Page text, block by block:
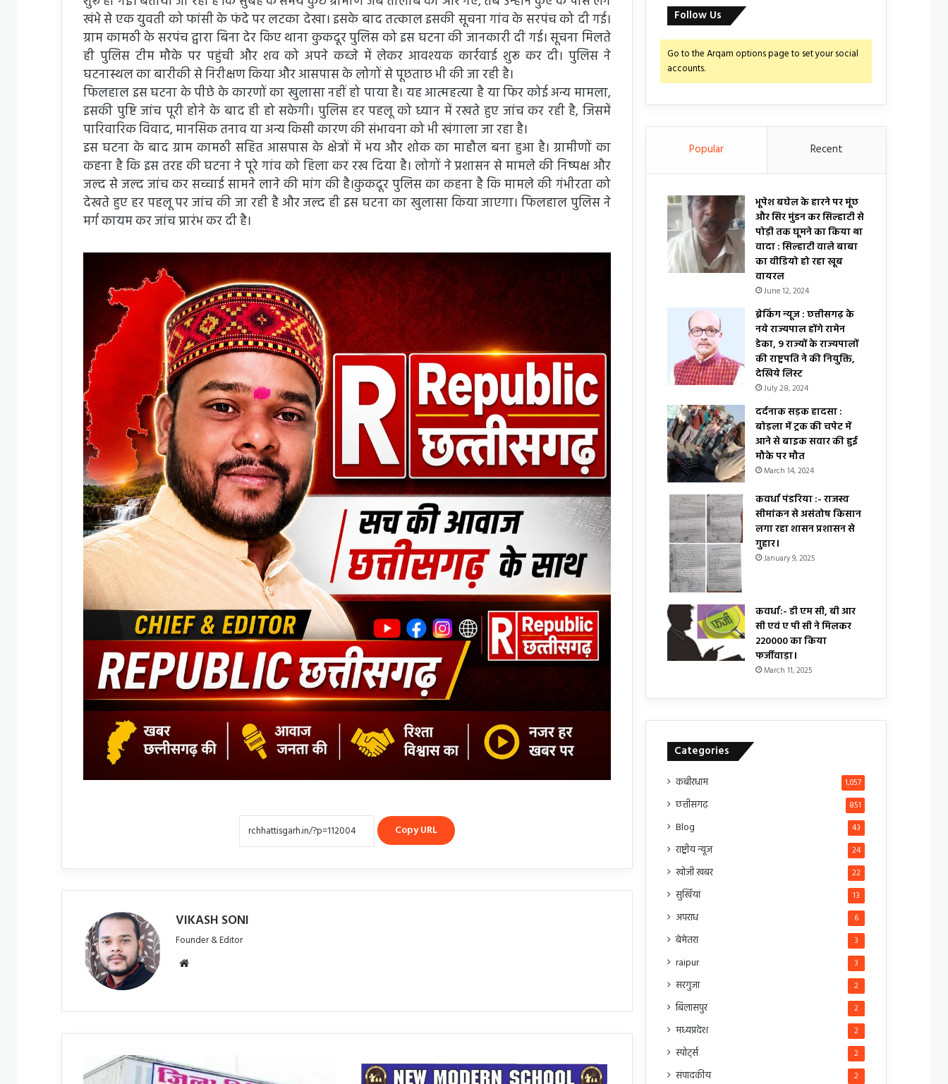
खंभे से एक युवती को फांसी के फंदे पर लटका देखा। इसके बाद तत्काल इसकी सूचना गांव के सरपंच को दी गई।
ग्राम कामठी के सरपंच द्वारा बिना देर किए थाना कुकदूर पुलिस को इस घटना की जानकारी दी गई। सूचना मिलते
ही पुलिस टीम मौके पर पहुंची और शव को अपने कब्जे में लेकर आवश्यक कार्रवाई शुरू कर दी। पुलिस ने
घटनास्थल का बारीकी से निरीक्षण किया और आसपास के लोगों से पूछताछ भी की जा रही है।
फिलहाल इस घटना के पीछे के कारणों का खुलासा नहीं हो पाया है। यह आत्महत्या है या फिर कोई अन्य मामला,
इसकी पुष्टि जांच पूरी होने के बाद ही हो सकेगी। पुलिस हर पहलू को ध्यान में रखते हुए जांच कर रही है, जिसमें
पारिवारिक विवाद, मानसिक तनाव या अन्य किसी कारण की संभावना को भी खंगाला जा रहा है।
इस घटना के बाद ग्राम कामठी सहित आसपास के क्षेत्रों में भय और शोक का माहौल बना हुआ है। ग्रामीणों का
कहना है कि इस तरह की घटना ने पूरे गांव को हिला कर रख दिया है। लोगों ने प्रशासन से मामले की निष्पक्ष और
जल्द से जल्द जांच कर सच्चाई सामने लाने की मांग की है।कुकदूर पुलिस का कहना है कि मामले की गंभीरता को
देखते हुए हर पहलू पर जांच की जा रही है और जल्द ही इस घटना का खुलासा किया जाएगा। फिलहाल पुलिस ने
मर्ग कायम कर जांच प्रारंभ कर दी है।
Copy URL
VIKASH SONI
Founder & Editor
फंड
न्यू
मॉडर्न
Follow Us
Go to the Arqam options page to set your social
accounts.
Popular Recent
भूपेश बघेल के हारने पर मूंछ
और सिर मुंडन कर सिल्हाटी से
पोड़ी तक घूमने का किया था
वादा : सिल्हाटी वाले बाबा
का वीडियो हो रहा खूब
वायरल
June 12, 2024
ब्रेकिंग न्यूज : छत्तीसगढ़ के
नये राज्यपाल होंगे रामेन
डेका, 9 राज्यों के राज्यपालों
की राष्ट्रपति ने की नियुक्ति,
देखिये लिस्ट
July 28, 2024
दर्दनाक सड़क हादसा :
बोड़ला में ट्रक की चपेट में
आने से बाइक सवार की हुई
मौके पर मौत
March 14, 2024
कवर्धा पंडरिया :- राजस्व
सीमांकन से असंतोष किसान
लगा रहा शासन प्रशासन से
गुहार।
January 9, 2025
कवर्धा:- डी एम सी, बी आर
सी एवं ए पी सी ने मिलकर
₹220000 का किया
फर्जीवाड़ा।
March 11, 2025
Categories
कबीरधाम 1,057
छत्तीसगढ़ 851
Blog 43
राष्ट्रीय न्यूज 24
खोजी खबर 22
सुर्खियां 13
अपराध 6
बेमेतरा 3
raipur 3
सरगुजा 2
बिलासपुर 2
मध्यप्रदेश 2
स्पोर्ट्स 2
संपादकीय 2